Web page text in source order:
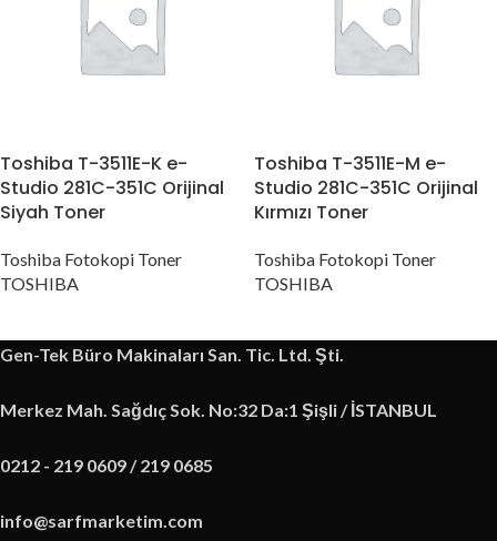
Toshiba T-3511E-K e-
Studio 281C-351C Orijinal
Siyah Toner
Toshiba Fotokopi Toner
TOSHIBA
Toshiba T-3511E-M e-
Studio 281C-351C Orijinal
Kırmızı Toner
Toshiba Fotokopi Toner
TOSHIBA
Gen-Tek Büro Makinaları San. Tic. Ltd. Şti.
Merkez Mah. Sağdıç Sok. No:32 Da:1 Şişli / İSTANBUL
0212 - 219 0609 / 219 0685
info@sarfmarketim.com